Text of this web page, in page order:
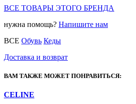
ВСЕ ТОВАРЫ ЭТОГО БРЕНДА
нужна помощь? Напишите нам
ВСЕ Обувь Кеды
Доставка и возврат
ВАМ ТАКЖЕ МОЖЕТ ПОНРАВИТЬСЯ:
CELINE